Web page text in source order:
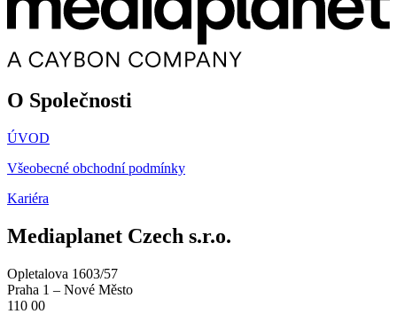
O Společnosti
ÚVOD
Všeobecné obchodní podmínky
Kariéra
Mediaplanet Czech s.r.o.
Opletalova 1603/57
Praha 1 – Nové Město
110 00